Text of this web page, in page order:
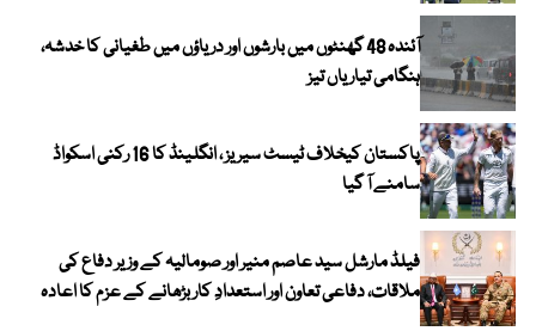
آئندہ 48 گھنٹوں میں بارشوں اور دریاؤں میں طغیانی کا خدشہ،
ہنگامی تیاریاں تیز
پاکستان کیخلاف ٹیسٹ سیریز ، انگلینڈ کا 16 رکنی اسکواڈ
سامنے آ گیا
فیلڈ مارشل سید عاصم منیر اور صومالیہ کے وزیر دفاع کی
ملاقات، دفاعی تعاون اور استعدادِ کار بڑھانے کے عزم کا اعادہ